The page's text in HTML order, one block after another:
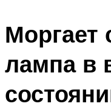
Моргает
лампа в